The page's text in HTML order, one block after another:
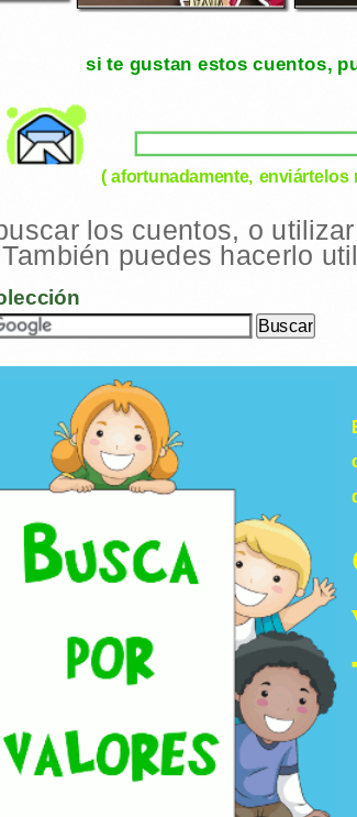
si te gustan estos cuentos,
( afortunadamente, enviártelos
los cuentos, o
puedes hacerlo